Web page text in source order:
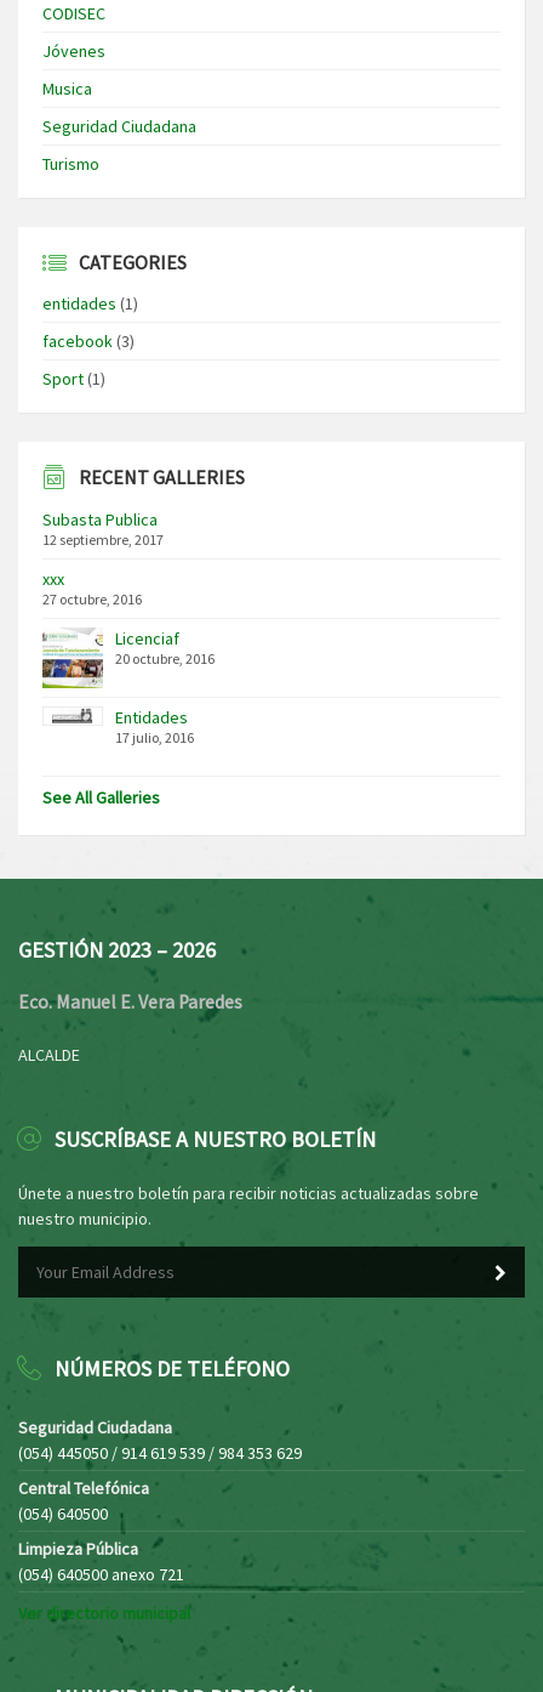
CODISEC
Jóvenes
Musica
Seguridad Ciudadana
Turismo
CATEGORIES
entidades (1)
facebook(3)
Sport(1)
RECENT GALLERIES
Subasta Publica
12 septiembre, 2017
xxx
27 octubre, 2016
Licenciaf
20 octubre, 2016
Entidades
17 julio, 2016
See All Galleries
GESTIÓN 2023 – 2026
Eco. Manuel E. Vera Paredes
ALCALDE
SUSCRÍBASE A NUESTRO BOLETÍN
Únete a nuestro boletín para recibir noticias actualizadas sobre
nuestro municipio.
NÚMEROS DE TELÉFONO
Seguridad Ciudadana
(054) 445050 / 914 619 539 / 984 353 629
Central Telefónica
(054) 640500
Limpieza Pública
(054) 640500 anexo 721
Ver directorio municipal